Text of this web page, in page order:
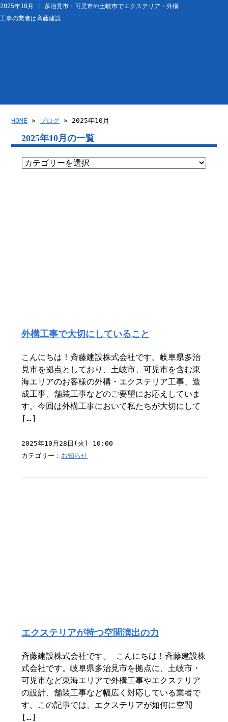
2025年10月 | 多治見市・可児市や土岐市でエクステリア・外構
工事の業者は斉藤建設
HOME » ブログ » 2025年10月
2025年10月の一覧
外構工事で大切にしていること
こんにちは！斉藤建設株式会社です。岐阜県多治
見市を拠点としており、土岐市、可児市を含む東
海エリアのお客様の外構・エクステリア工事、造
成工事、舗装工事などのご要望にお応えしていま
す。今回は外構工事において私たちが大切にして
[…]
2025年10月28日(火) 10:00
カテゴリー： お知らせ
エクステリアが持つ空間演出の力
斉藤建設株式会社です。 こんにちは！斉藤建設株
式会社です。岐阜県多治見市を拠点に、土岐市・
可児市など東海エリアで外構工事やエクステリア
の設計、舗装工事など幅広く対応している業者で
す。この記事では、エクステリアが如何に空間
[…]